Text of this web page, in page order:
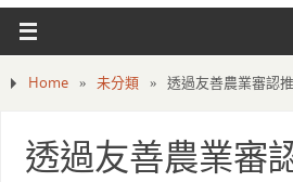
Home » 未分類 » 透過友善農業審認
透過友善農業審